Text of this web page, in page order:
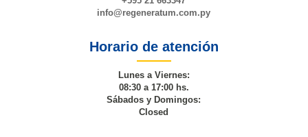
info@regeneratum.com.py
Horario de atención
Lunes a Viernes:
08:30 a 17:00 hs.
Sábados y Domingos:
Closed